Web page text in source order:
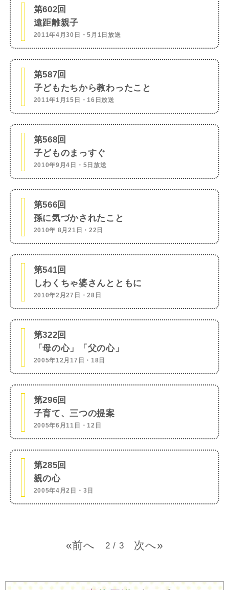
第602回
遠距離親子
2011年4月30日・5月1日放送
第587回
子どもたちから教わったこと
2011年1月15日・16日放送
第568回
子どものまっすぐ
2010年9月4日・5日放送
第566回
孫に気づかされたこと
2010年 8月21日・22日
第541回
しわくちゃ婆さんとともに
2010年2月27日・28日
第322回
「母の心」「父の心」
2005年12月17日・18日
第296回
子育て、三つの提案
2005年6月11日・12日
第285回
親の心
2005年4月2日・3日
2 / 3
« »